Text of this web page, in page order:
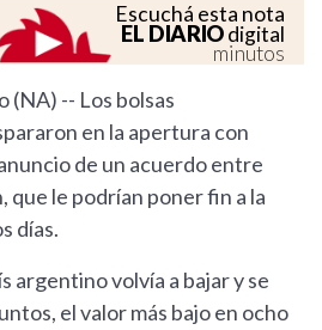
Escuchá esta nota
EL DIARIOdigital
minutos
(NA) -- Los bolsas
en la apertura con
de un acuerdo entre
que le podrían poner fin a la
días.
argentino volvía a bajar y se
el valor más bajo en ocho